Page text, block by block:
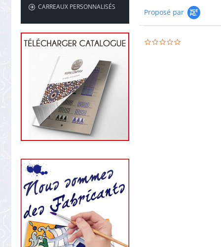
CARREAUX PERSONNALISÉS
Proposé par